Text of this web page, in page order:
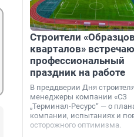
Строители
кварталов»
профессиональный
праздник на работе
В преддверии Дня
менеджеры компании «СЗ
„Терминал-Ресурс“ — о
компании, испытаниях и
осторожного оптимизма.